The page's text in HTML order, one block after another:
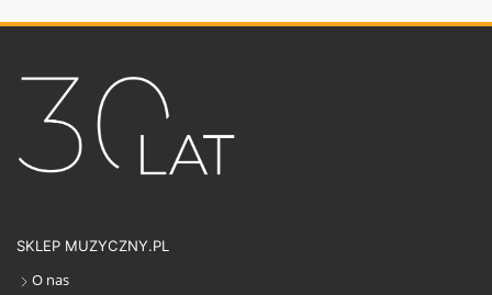
SKLEP MUZYCZNY.PL
O nas